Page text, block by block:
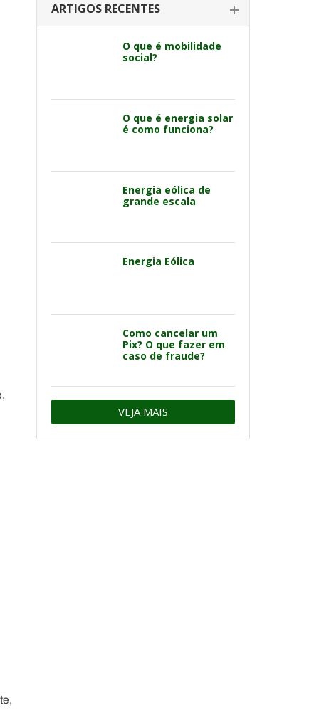
ARTIGOS RECENTES
O que é mobilidade
social?
O que é energia solar
é como funciona?
Energia eólica de
grande escala
Energia Eólica
Como cancelar um
Pix? O que fazer em
caso de fraude?
VEJA MAIS